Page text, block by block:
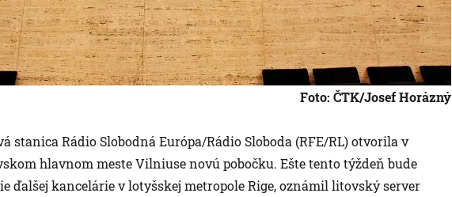
Foto: ČTK/Josef Horázný
stanica Rádio Slobodná Európa/Rádio Sloboda (RFE/RL) otvorila v
hlavnom meste Vilniuse novú pobočku. Ešte tento týždeň bude
ďalšej kancelárie v lotyšskej metropole Rige, oznámil litovský server